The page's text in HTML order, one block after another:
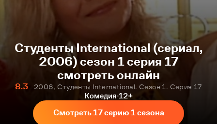
Студенты International (сериал,
2006) сезон 1 серия 17
смотреть онлайн
8.3
2006, Студенты International. Сезон 1. Серия 17
Комедия 12+
Смотреть 17 серию 1 сезона